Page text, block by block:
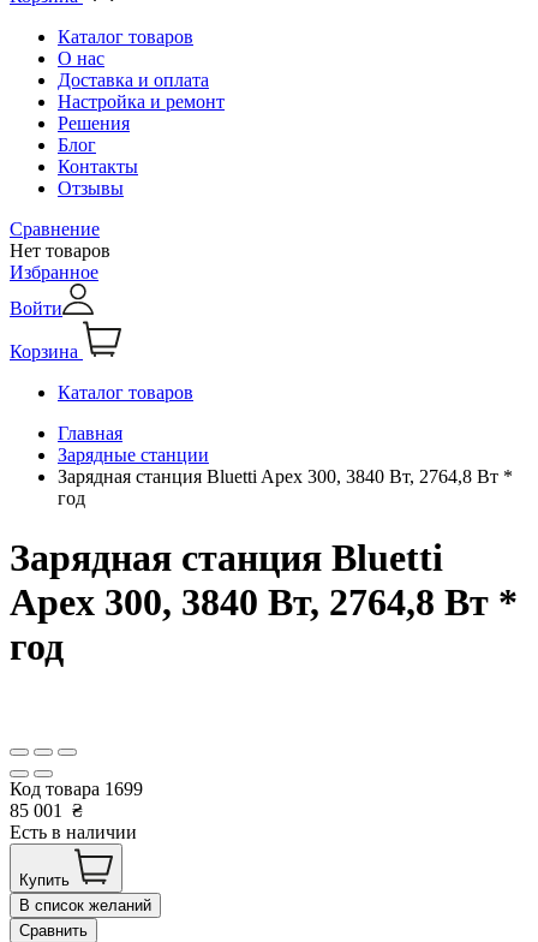
Каталог товаров
О нас
Доставка и оплата
Настройка и ремонт
Решения
Блог
Контакты
Отзывы
Сравнение
Нет товаров
Избранное
Войти
Корзина
Каталог товаров
Главная
Зарядные станции
Зарядная станция Bluetti Apex 300, 3840 Вт, 2764,8 Вт *
год
Зарядная станция Bluetti
Apex 300, 3840 Вт, 2764,8 Вт *
год
Код товара 1699
85 001
₴
Есть в наличии
Купить
В список желаний
Сравнить